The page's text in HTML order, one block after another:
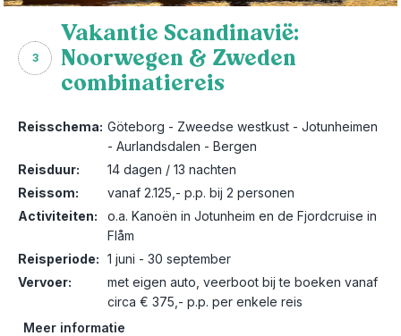
3
Vakantie Scandinavië:
Noorwegen & Zweden
combinatiereis
Reisschema: Göteborg - Zweedse westkust - Jotunheimen
- Aurlandsdalen - Bergen
Reisduur:
14 dagen / 13 nachten
Reissom:
vanaf 2.125,- p.p. bij 2 personen
Activiteiten:
o.a. Kanoën in Jotunheim en de Fjordcruise in
Flåm
Reisperiode: 1 juni - 30 september
Vervoer:
met eigen auto, veerboot bij te boeken vanaf
circa € 375,- p.p. per enkele reis
Meer informatie